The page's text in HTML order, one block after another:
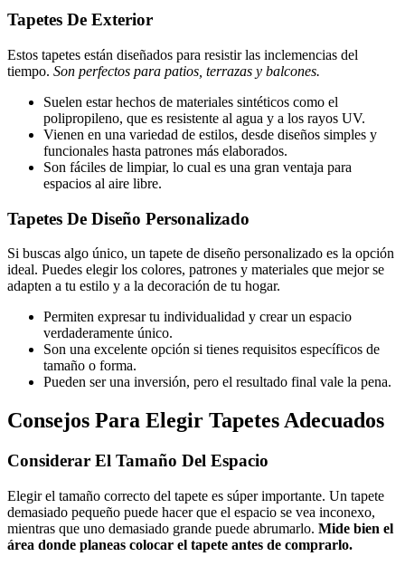
Tapetes De Exterior
Estos tapetes están diseñados para resistir las inclemencias del
tiempo. Son perfectos para patios, terrazas y balcones.
Suelen estar hechos de materiales sintéticos como el
polipropileno, que es resistente al agua y a los rayos UV.
Vienen en una variedad de estilos, desde diseños simples y
funcionales hasta patrones más elaborados.
Son fáciles de limpiar, lo cual es una gran ventaja para
espacios al aire libre.
Tapetes De Diseño Personalizado
Si buscas algo único, un tapete de diseño personalizado es la opción
ideal. Puedes elegir los colores, patrones y materiales que mejor se
adapten a tu estilo y a la decoración de tu hogar.
Permiten expresar tu individualidad y crear un espacio
verdaderamente único.
Son una excelente opción si tienes requisitos específicos de
tamaño o forma.
Pueden ser una inversión, pero el resultado final vale la pena.
Consejos Para Elegir Tapetes Adecuados
Considerar El Tamaño Del Espacio
Elegir el tamaño correcto del tapete es súper importante. Un tapete
demasiado pequeño puede hacer que el espacio se vea inconexo,
mientras que uno demasiado grande puede abrumarlo. Mide bien el
área donde planeas colocar el tapete antes de comprarlo.